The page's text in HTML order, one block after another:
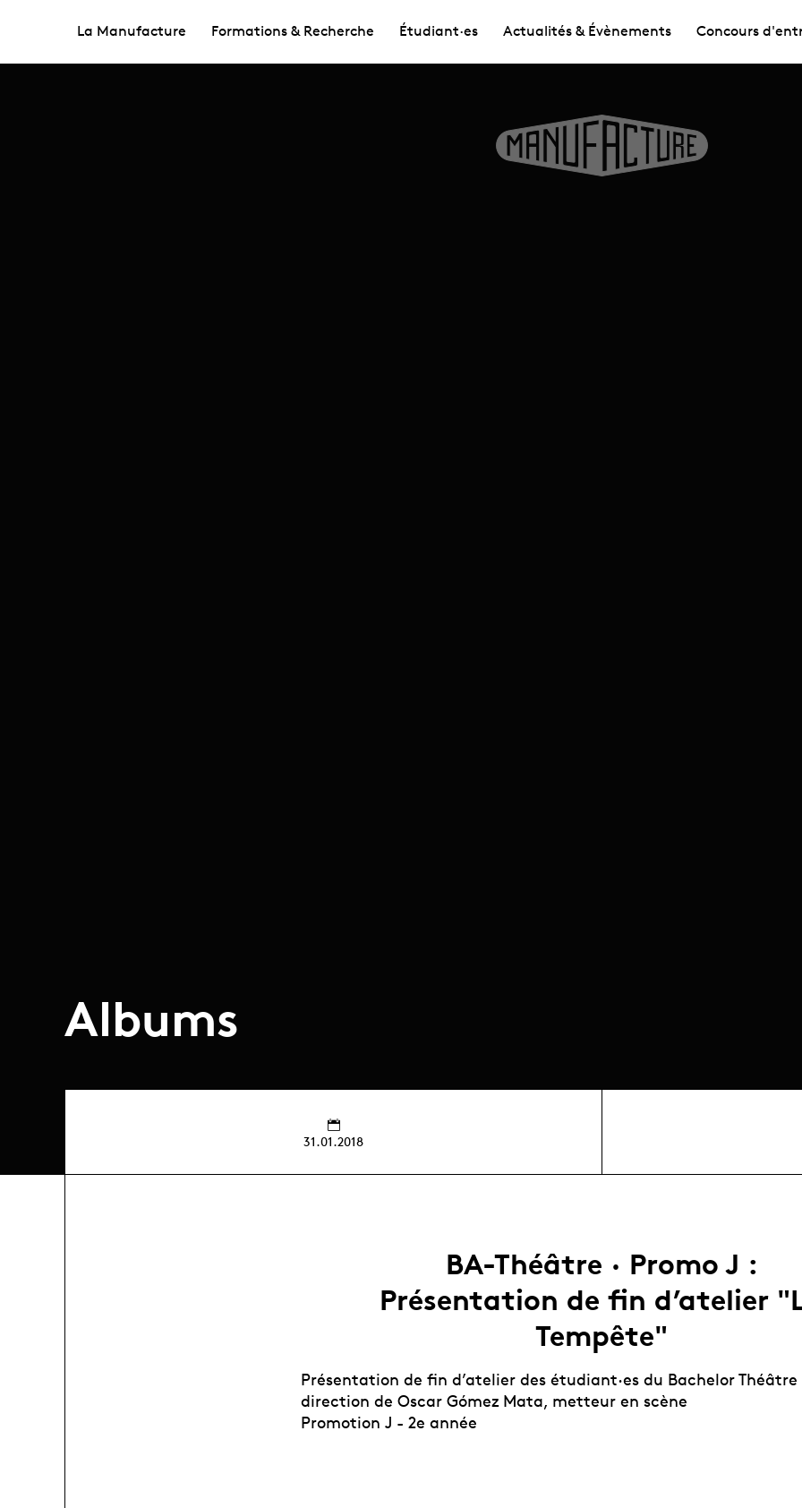
La Manufacture Formations & Recherche Étudiant·es Actualités & Évènements Concours
Albums
31.01.2018
BA-Théâtre · Promo J :
Présentation de fin d’atelier
Tempête"
Présentation de fin d’atelier des étudiant·es du Bachelor Théâtre
direction de Oscar Gómez Mata, metteur en scène
Promotion J - 2e année